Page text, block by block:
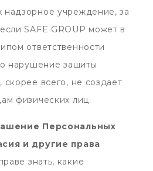
надзорное учреждение, за
SAFE GROUP может в
ответственности
нарушение защиты
скорее всего, не создает
физических лиц.
Персональных
и другие права
знать, какие